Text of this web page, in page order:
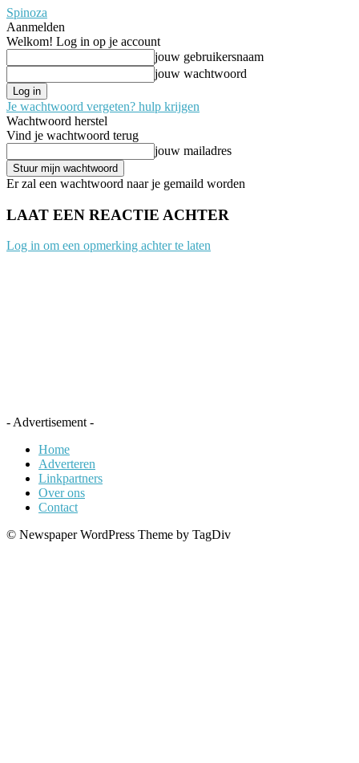
Spinoza
Aanmelden
Welkom! Log in op je account
jouw gebruikersnaam
jouw wachtwoord
Je wachtwoord vergeten? hulp krijgen
Wachtwoord herstel
Vind je wachtwoord terug
jouw mailadres
Er zal een wachtwoord naar je gemaild worden
LAAT EEN REACTIE ACHTER
Log in om een opmerking achter te laten
- Advertisement -
Home
Adverteren
Linkpartners
Over ons
Contact
© Newspaper WordPress Theme by TagDiv